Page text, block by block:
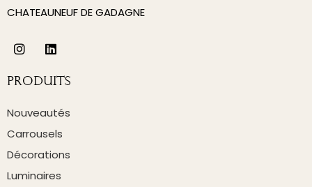
CHATEAUNEUF DE GADAGNE
Produits
Nouveautés
Carrousels
Décorations
Luminaires